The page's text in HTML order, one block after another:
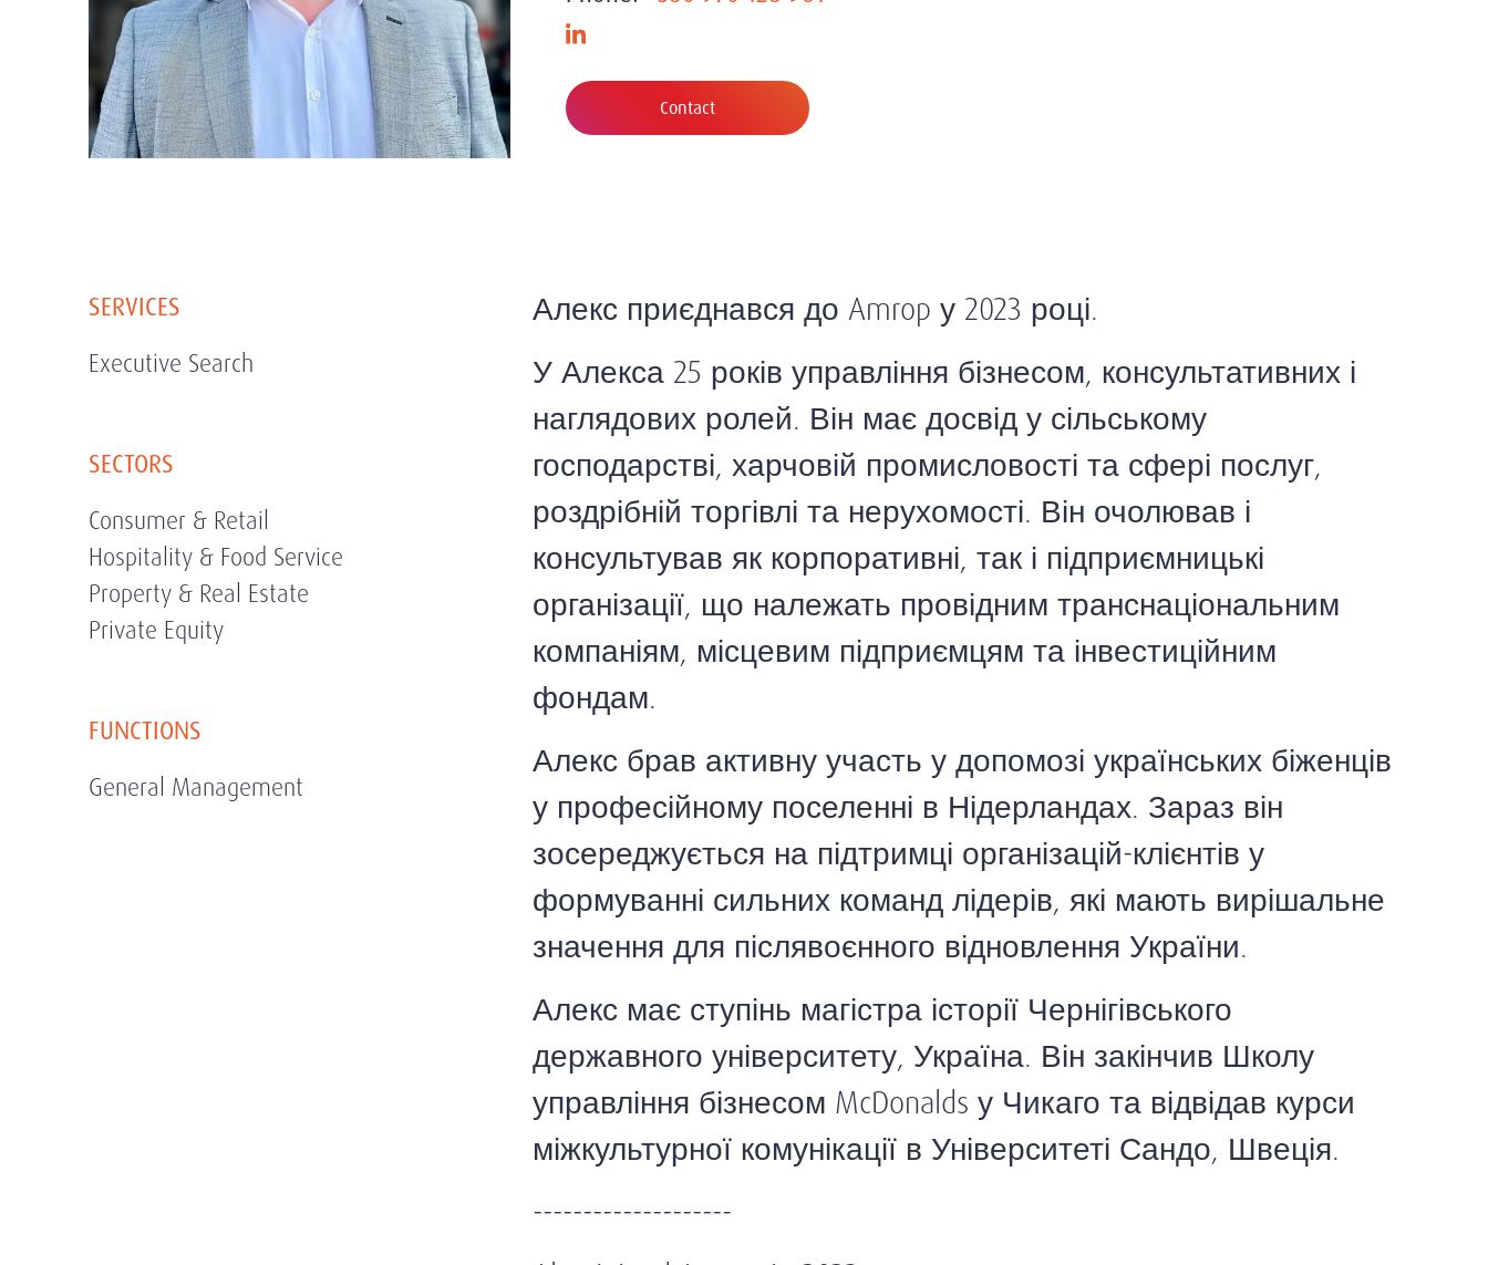
Contact
SERVICES
Executive Search
SECTORS
Consumer & Retail
Hospitality & Food Service
Property & Real Estate
Private Equity
FUNCTIONS
General Management
Алекс приєднався до Amrop у 2023 році.
У Алекса 25 років управління бізнесом, консультативних і
наглядових ролей. Він має досвід у сільському
господарстві, харчовій промисловості та сфері послуг,
роздрібній торгівлі та нерухомості. Він очолював і
консультував як корпоративні, так і підприємницькі
організації, що належать провідним транснаціональним
компаніям, місцевим підприємцям та інвестиційним
фондам.
Алекс брав активну участь у допомозі українських біженців
у професійному поселенні в Нідерландах. Зараз він
зосереджується на підтримці організацій-клієнтів у
формуванні сильних команд лідерів, які мають вирішальне
значення для післявоєнного відновлення України.
Алекс має ступінь магістра історії Чернігівського
державного університету, Україна. Він закінчив Школу
управління бізнесом McDonalds у Чикаго та відвідав курси
міжкультурної комунікації в Університеті Сандо, Швеція.
--------------------